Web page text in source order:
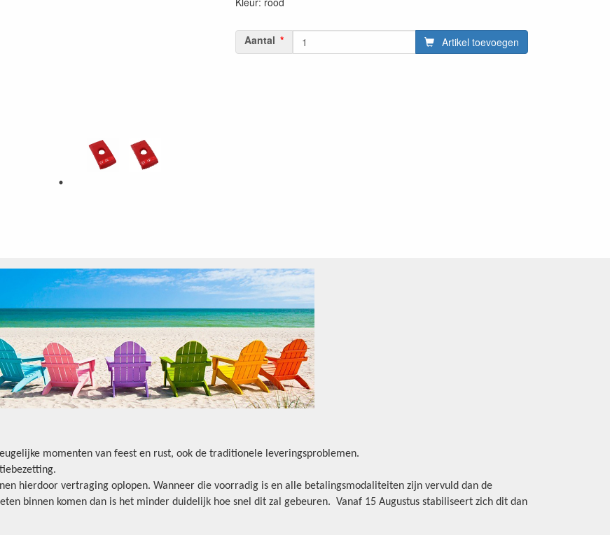
Aantal Artikel toevoegen
momenten van feest en rust, ook de traditionele leveringsproblemen.
hierdoor vertraging oplopen. Wanneer die voorradig is en alle betalingsmodaliteiten zijn vervuld dan de
binnen komen dan is het minder duidelijk hoe snel dit zal gebeuren. Vanaf 15 Augustus stabiliseert zich dit dan